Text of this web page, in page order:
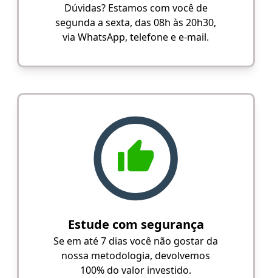
Dúvidas? Estamos com você de
segunda a sexta, das 08h às 20h30,
via WhatsApp, telefone e e-mail.
Estude com segurança
Se em até 7 dias você não gostar da
nossa metodologia, devolvemos
100% do valor investido.